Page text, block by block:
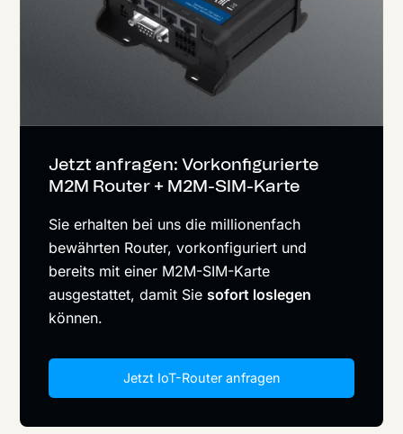
Jetzt anfragen: Vorkonfigurierte
M2M Router + M2M-SIM-Karte
Sie erhalten bei uns die millionenfach
bewährten Router, vorkonfiguriert und
bereits mit einer M2M-SIM-Karte
ausgestattet, damit Sie sofort loslegen
können.
Jetzt IoT-Router anfragen